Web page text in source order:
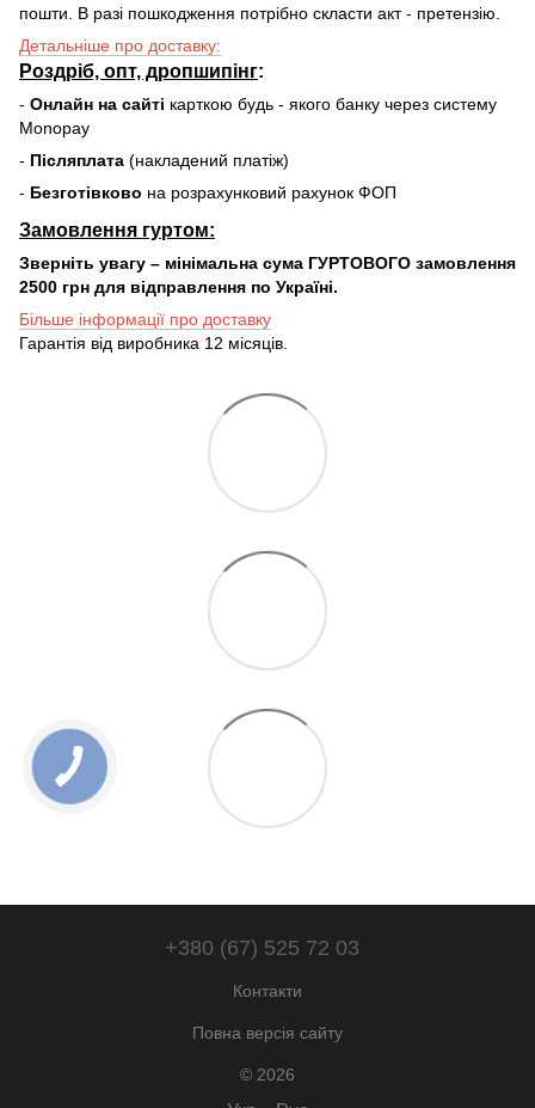
пошти. В разі пошкодження потрібно скласти акт - претензію.
Детальніше про доставку:
Роздріб, опт, дропшипінг:
- Онлайн на сайті карткою будь - якого банку через систему
Monopay
- Післяплата (накладений платіж)
- Безготівково на розрахунковий рахунок ФОП
Замовлення гуртом:
Зверніть увагу – мінімальна сума ГУРТОВОГО замовлення
2500 грн для відправлення по Україні.
Більше інформації про доставку
Гарантія від виробника 12 місяців.
+380 (67) 525 72 03
Контакти
Повна версія сайту
© 2026